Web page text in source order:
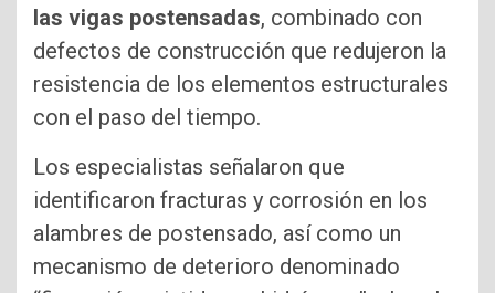
las vigas postensadas, combinado con
defectos de construcción que redujeron la
resistencia de los elementos estructurales
con el paso del tiempo.
Los especialistas señalaron que
identificaron fracturas y corrosión en los
alambres de postensado, así como un
mecanismo de deterioro denominado